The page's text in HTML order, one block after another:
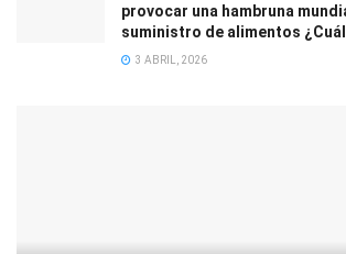
provocar una hambruna
suministro de alimentos
3 ABRIL, 2026